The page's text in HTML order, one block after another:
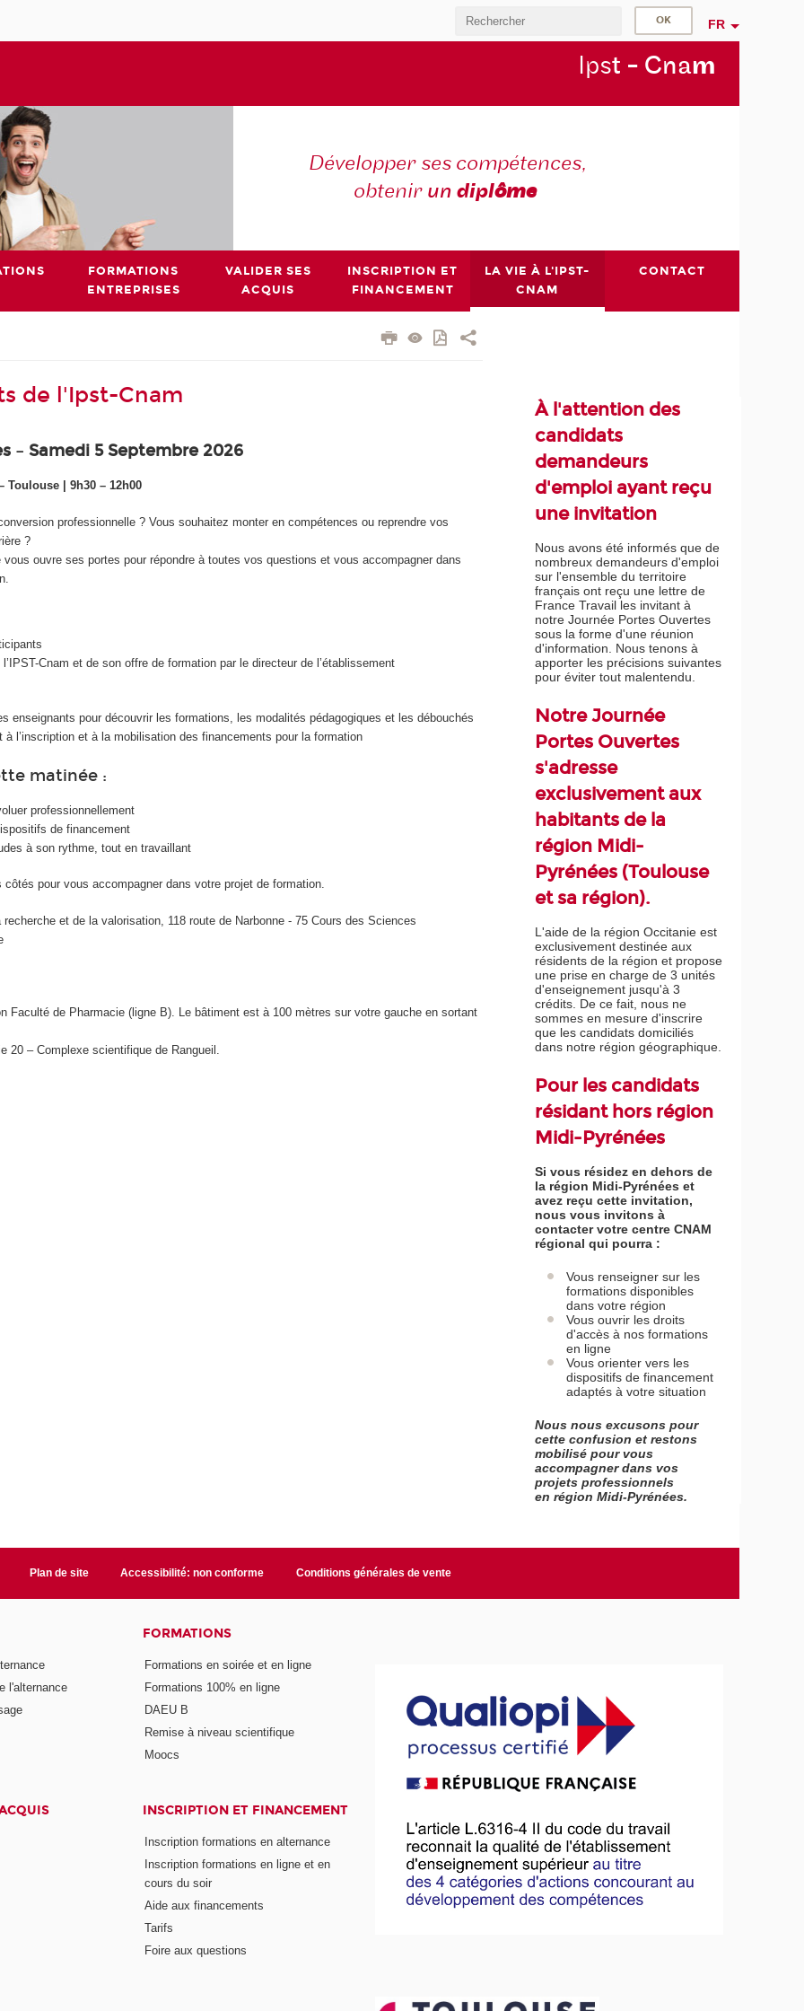
FR
Ipst - Cnam
Développer ses compétences,
obtenir undiplôme
FORMATIONS
ENTREPRISES
VALIDER SES
ACQUIS
INSCRIPTION ET
FINANCEMENT
LA VIE À L'IPST-
CNAM
CONTACT
de l'Ipst-Cnam
– Samedi 5 Septembre 2026
Toulouse | 9h30 – 12h00
professionnelle ? Vous souhaitez monter en compétences ou reprendre vos
?
vous ouvre ses portes pour répondre à toutes vos questions et vous accompagner dans
Cnam et de son offre de formation par le directeur de l’établissement
enseignants pour découvrir les formations, les modalités pédagogiques et les débouchés
à l’inscription et à la mobilisation des financements pour la formation
matinée :
professionnellement
de financement
à son rythme, tout en travaillant
côtés pour vous accompagner dans votre projet de formation.
recherche et de la valorisation, 118 route de Narbonne - 75 Cours des Sciences
Faculté de Pharmacie (ligne B). Le bâtiment est à 100 mètres sur votre gauche en sortant
20 – Complexe scientifique de Rangueil.
À l'attention des
candidats
demandeurs
d'emploi ayant reçu
une invitation
Nous avons été informés que de
nombreux demandeurs d'emploi
sur l'ensemble du territoire
français ont reçu une lettre de
France Travail les invitant à
notre Journée Portes Ouvertes
sous la forme d'une réunion
d'information. Nous tenons à
apporter les précisions suivantes
pour éviter tout malentendu.
Notre Journée
Portes Ouvertes
s'adresse
exclusivement aux
habitants de la
région Midi-
Pyrénées (Toulouse
et sa région).
L'aide de la région Occitanie est
exclusivement destinée aux
résidents de la région et propose
une prise en charge de 3 unités
d'enseignement jusqu'à 3
crédits. De ce fait, nous ne
sommes en mesure d'inscrire
que les candidats domiciliés
dans notre région géographique.
Pour les candidats
résidant hors région
Midi-Pyrénées
Si vous résidez en dehors de
la région Midi-Pyrénées et
avez reçu cette invitation,
nous vous invitons à
contacter votre centre CNAM
régional qui pourra :
Vous renseigner sur les
formations disponibles
dans votre région
Vous ouvrir les droits
d'accès à nos formations
en ligne
Vous orienter vers les
dispositifs de financement
adaptés à votre situation
Nous nous excusons pour
cette confusion et restons
mobilisé pour vous
accompagner dans vos
projets professionnels
en région Midi-Pyrénées.
Plan de site Accessibilité: non conforme Conditions générales de vente
l'alternance
FORMATIONS
Formations en soirée et en ligne
Formations 100% en ligne
DAEU B
Remise à niveau scientifique
Moocs
INSCRIPTION ET FINANCEMENT
Inscription formations en alternance
Inscription formations en ligne et en
cours du soir
Aide aux financements
Tarifs
Foire aux questions